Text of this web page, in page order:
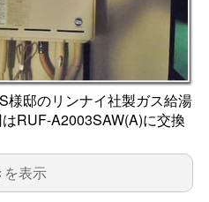
様邸のリンナイ社製ガス給湯
RUF-A2003SAW(A)に交換
を表示